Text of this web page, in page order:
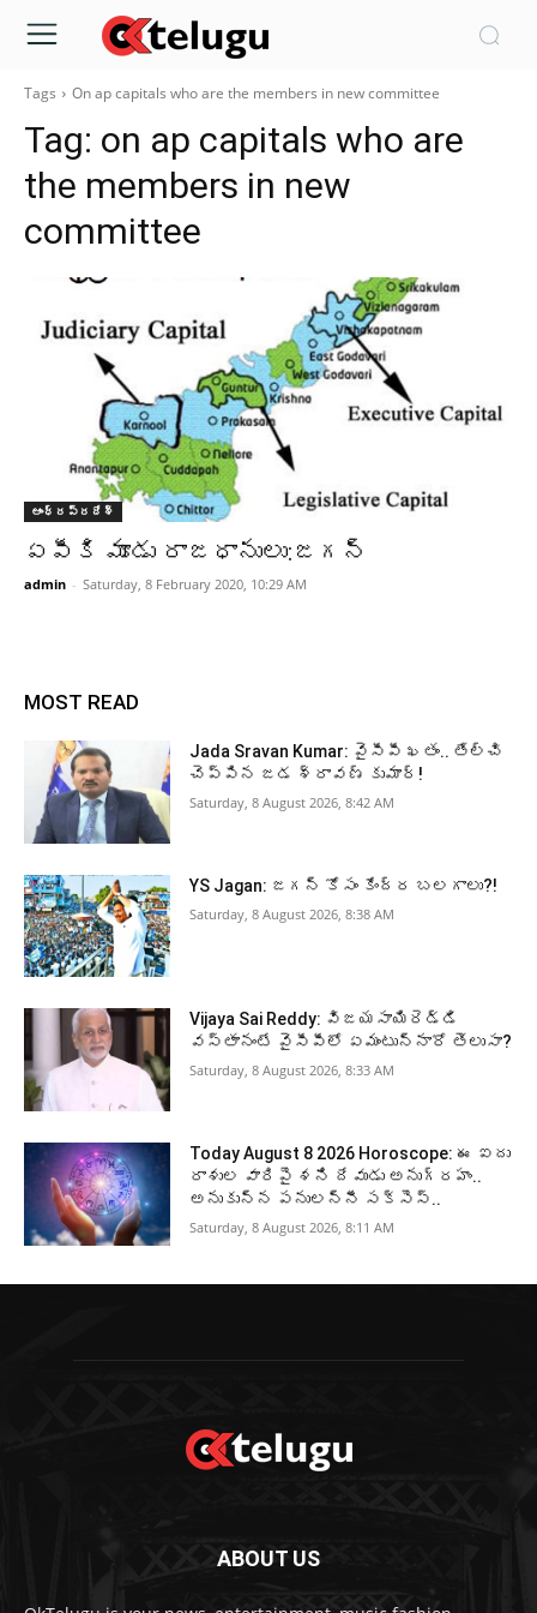
Tags On ap capitals who are the members in new committee
Tag: on ap capitals who are
the members in new
committee
ఆంధ్రప్రదేశ్‌
ఏపీకి మూడు రాజధానులు:జగన్
admin - Saturday, 8 February 2020, 10:29 AM
MOST READ
Jada Sravan Kumar: వైసీపీ ఖతం.. తేల్చి
చెప్పిన జడ శ్రావణ్ కుమార్!
Saturday, 8 August 2026, 8:42 AM
YS Jagan: జగన్ కోసం కేంద్ర బలగాలు?!
Saturday, 8 August 2026, 8:38 AM
Vijaya Sai Reddy: విజయసాయిరెడ్డి
వస్తానంటే వైసీపీలో ఏమంటున్నారో తెలుసా?
Saturday, 8 August 2026, 8:33 AM
Today August 8 2026 Horoscope: ఈ ఐదు
రాశుల వారిపై శని దేవుడు అనుగ్రహం..
అనుకున్న పనులన్నీ సక్సెస్..
Saturday, 8 August 2026, 8:11 AM
ABOUT US